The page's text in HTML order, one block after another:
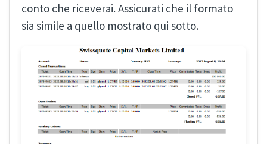
conto che riceverai. Assicurati che il formato
sia simile a quello mostrato qui sotto.